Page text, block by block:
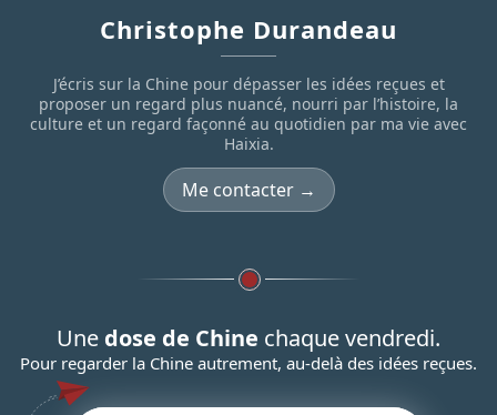
Christophe Durandeau
J’écris sur la Chine pour dépasser les idées reçues et
proposer un regard plus nuancé, nourri par l’histoire, la
culture et un regard façonné au quotidien par ma vie avec
Haixia.
Me contacter →
Une dose de Chine chaque vendredi.
Pour regarder la Chine autrement, au-delà des idées reçues.